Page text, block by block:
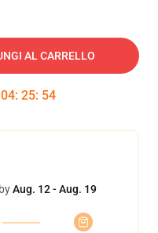
AL CARRELLO
04: 25: 54
Aug. 12 - Aug. 19